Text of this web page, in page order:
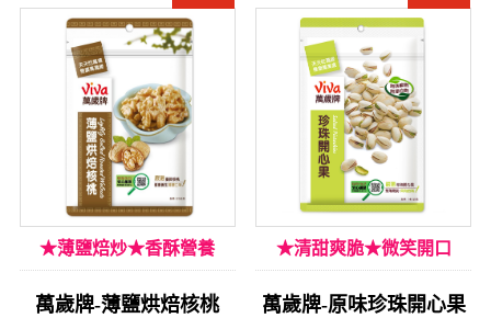
★薄鹽焙炒★香酥營養
萬歲牌-薄鹽烘焙核桃
★清甜爽脆★微笑開口
萬歲牌-原味珍珠開心果